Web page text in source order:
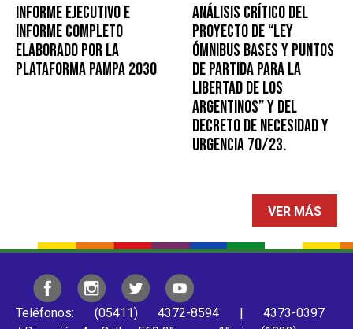
Informe Ejecutivo e
Informe Completo
elaborado por la
Plataforma PAMPA 2030
ANÁLISIS CRÍTICO DEL
PROYECTO DE “LEY
ÓMNIBUS BASES Y PUNTOS
DE PARTIDA PARA LA
LIBERTAD DE LOS
ARGENTINOS” Y DEL
DECRETO DE NECESIDAD Y
URGENCIA 70/23.
VER MÁS
Teléfonos: (05411) 4372-8594 | 4373-0397